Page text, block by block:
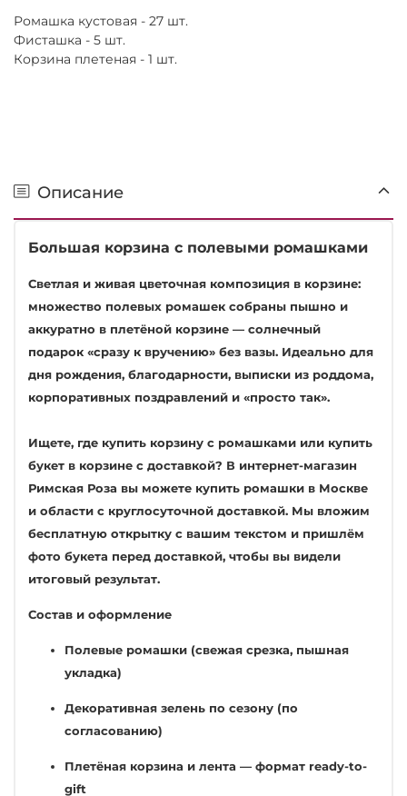
Ромашка кустовая - 27 шт.
Фисташка - 5 шт.
Корзина плетеная - 1 шт.
Описание
Большая корзина с полевыми ромашками
Светлая и живая цветочная композиция в корзине:
множество полевых ромашек собраны пышно и
аккуратно в плетёной корзине — солнечный
подарок «сразу к вручению» без вазы. Идеально для
дня рождения, благодарности, выписки из роддома,
корпоративных поздравлений и «просто так».
Ищете, где купить корзину с ромашками или купить
букет в корзине с доставкой? В интернет-магазин
Римская Роза вы можете купить ромашки в Москве
и области с круглосуточной доставкой. Мы вложим
бесплатную открытку с вашим текстом и пришлём
фото букета перед доставкой, чтобы вы видели
итоговый результат.
Состав и оформление
Полевые ромашки (свежая срезка, пышная
укладка)
Декоративная зелень по сезону (по
согласованию)
Плетёная корзина и лента — формат ready-to-
gift